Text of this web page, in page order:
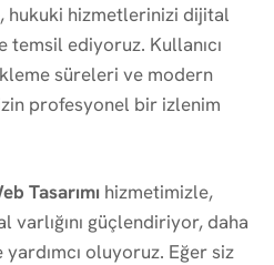
hukuki hizmetlerinizi dijital
ediyoruz. Kullanıcı
süreleri ve modern
profesyonel bir izlenim
Tasarımı hizmetimizle,
varlığını güçlendiriyor, daha
oluyoruz. Eğer siz